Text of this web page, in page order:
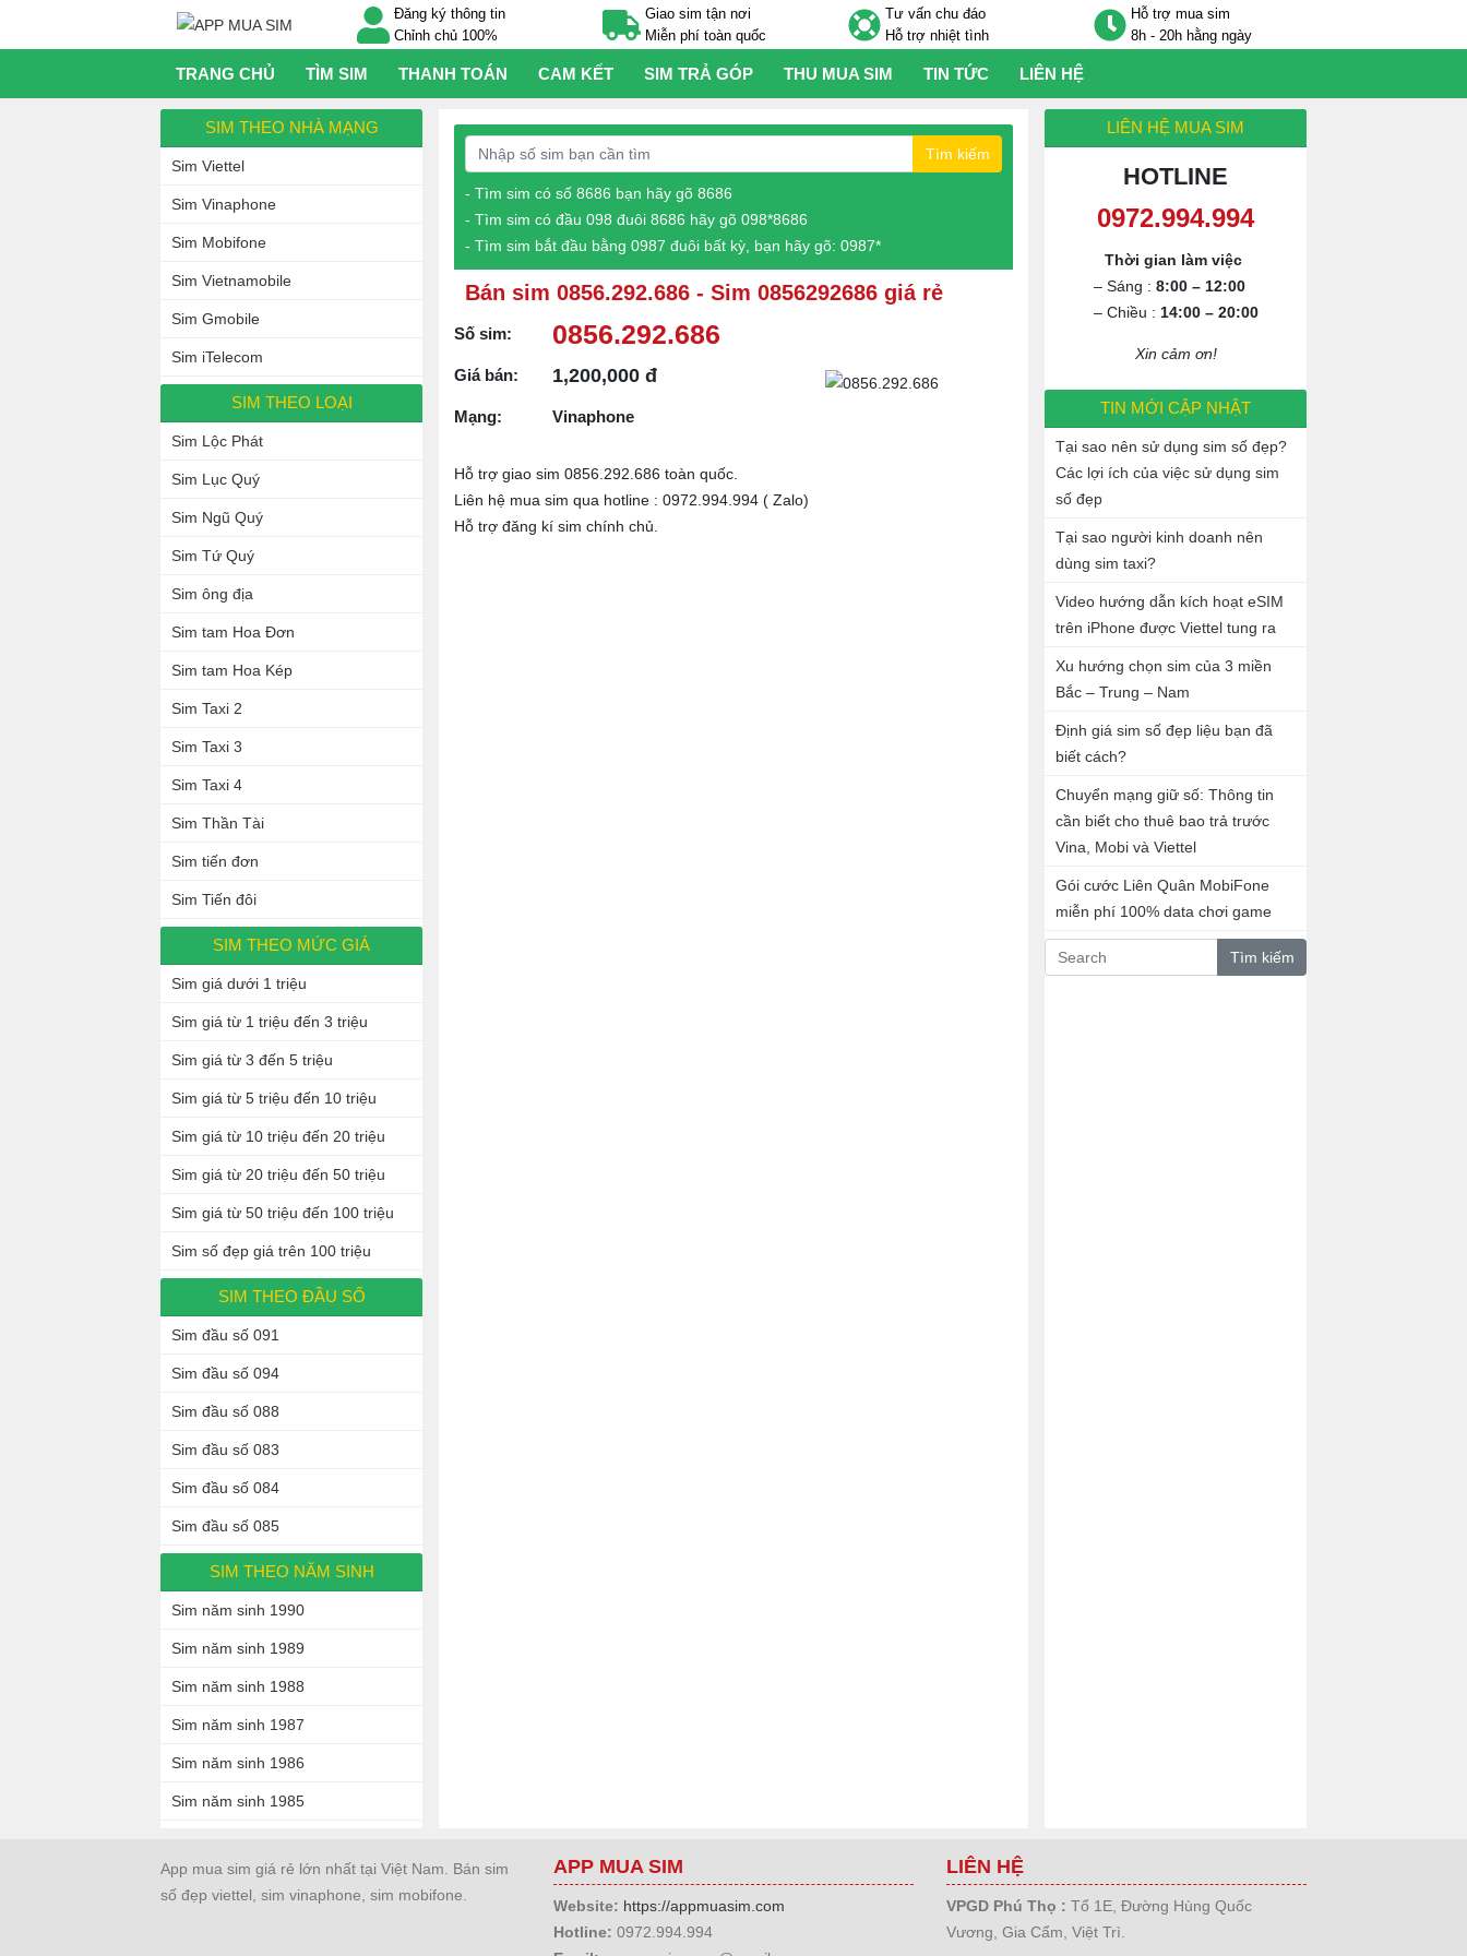
Đăng ký thông tin
Chỉnh chủ 100%
Giao sim tận nơi
Miễn phí toàn quốc
Tư vấn chu đáo
Hỗ trợ nhiệt tình
Hỗ trợ mua sim
8h - 20h hằng ngày
TRANG CHỦ TÌM SIM THANH TOÁN CAM KẾT SIM TRẢ GÓP THU MUA SIM TIN TỨC LIÊN HỆ
Tìm kiếm
- Tìm sim có số 8686 bạn hãy gõ 8686
- Tìm sim có đầu 098 đuôi 8686 hãy gõ 098*8686
- Tìm sim bắt đầu bằng 0987 đuôi bất kỳ, bạn hãy gõ: 0987*
Bán sim 0856.292.686 - Sim 0856292686 giá rẻ
Số sim: 0856.292.686
Giá bán: 1,200,000 đ
Mạng: Vinaphone
Hỗ trợ giao sim 0856.292.686 toàn quốc.
Liên hệ mua sim qua hotline : 0972.994.994 ( Zalo)
Hỗ trợ đăng kí sim chính chủ.
SIM THEO NHÀ MẠNG
Sim Viettel
Sim Vinaphone
Sim Mobifone
Sim Vietnamobile
Sim Gmobile
Sim iTelecom
SIM THEO LOẠI
Sim Lộc Phát
Sim Lục Quý
Sim Ngũ Quý
Sim Tứ Quý
Sim ông địa
Sim tam Hoa Đơn
Sim tam Hoa Kép
Sim Taxi 2
Sim Taxi 3
Sim Taxi 4
Sim Thần Tài
Sim tiến đơn
Sim Tiến đôi
SIM THEO MỨC GIÁ
Sim giá dưới 1 triệu
Sim giá từ 1 triệu đến 3 triệu
Sim giá từ 3 đến 5 triệu
Sim giá từ 5 triệu đến 10 triệu
Sim giá từ 10 triệu đến 20 triệu
Sim giá từ 20 triệu đến 50 triệu
Sim giá từ 50 triệu đến 100 triệu
Sim số đẹp giá trên 100 triệu
SIM THEO ĐẦU SỐ
Sim đầu số 091
Sim đầu số 094
Sim đầu số 088
Sim đầu số 083
Sim đầu số 084
Sim đầu số 085
SIM THEO NĂM SINH
Sim năm sinh 1990
Sim năm sinh 1989
Sim năm sinh 1988
Sim năm sinh 1987
Sim năm sinh 1986
Sim năm sinh 1985
LIÊN HỆ MUA SIM
HOTLINE
Thời gian làm việc
– Sáng : 8:00 – 12:00
– Chiều : 14:00 – 20:00
Xin cảm ơn!
TIN MỚI CẬP NHẬT
Tại sao nên sử dụng sim số đẹp?
Các lợi ích của việc sử dụng sim
số đẹp
Tại sao người kinh doanh nên
dùng sim taxi?
Video hướng dẫn kích hoạt eSIM
trên iPhone được Viettel tung ra
Xu hướng chọn sim của 3 miền
Bắc – Trung – Nam
Định giá sim số đẹp liệu bạn đã
biết cách?
Chuyển mạng giữ số: Thông tin
cần biết cho thuê bao trả trước
Vina, Mobi và Viettel
Gói cước Liên Quân MobiFone
miễn phí 100% data chơi game
Tìm kiếm
App mua sim giá rẻ lớn nhất tại Việt Nam. Bán sim
số đẹp viettel, sim vinaphone, sim mobifone.
APP MUA SIM
Website: https://appmuasim.com
Hotline: 0972.994.994
LIÊN HỆ
VPGD Phú Thọ : Tổ 1E, Đường Hùng Quốc
Vương, Gia Cẩm, Việt Trì.